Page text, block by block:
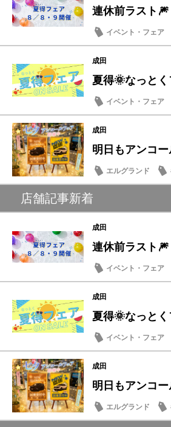
連休前ラスト🎆
イベント・フェア
成田
夏得🌞なっと
イベント・フェア
成田
明日もアンコ
エルグランド
店舗記事新着
成田
連休前ラスト🎆
イベント・フェア
成田
夏得🌞なっと
イベント・フェア
成田
明日もアンコ
エルグランド